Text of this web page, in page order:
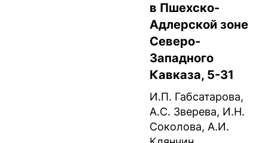
в Пшехско-
Адлерской зоне
Северо-
Западного
Кавказа, 5-31
И.П. Габсатарова,
А.С. Зверева, И.Н.
Соколова, А.И.